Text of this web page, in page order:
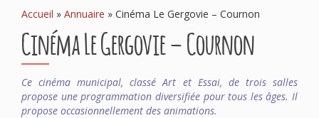
Accueil » Annuaire » Cinéma Le Gergovie – Cournon
Cinéma Le Gergovie – Cournon
Ce cinéma municipal, classé Art et Essai, de trois salles
propose une programmation diversifiée pour tous les âges. Il
propose occasionnellement des animations.